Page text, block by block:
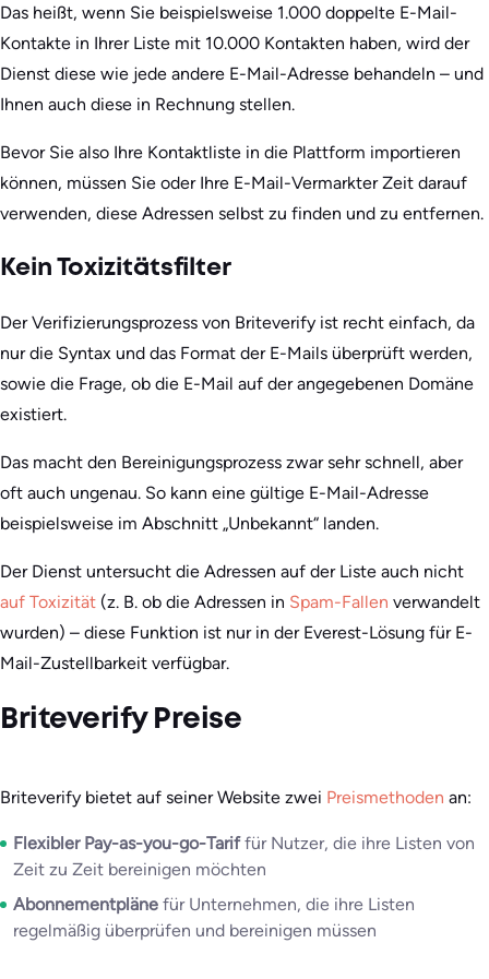
Das heißt, wenn Sie beispielsweise 1.000 doppelte E-Mail-
Kontakte in Ihrer Liste mit 10.000 Kontakten haben, wird der
Dienst diese wie jede andere E-Mail-Adresse behandeln – und
Ihnen auch diese in Rechnung stellen.
Bevor Sie also Ihre Kontaktliste in die Plattform importieren
können, müssen Sie oder Ihre E-Mail-Vermarkter Zeit darauf
verwenden, diese Adressen selbst zu finden und zu entfernen.
Kein Toxizitätsfilter
Der Verifizierungsprozess von Briteverify ist recht einfach, da
nur die Syntax und das Format der E-Mails überprüft werden,
sowie die Frage, ob die E-Mail auf der angegebenen Domäne
existiert.
Das macht den Bereinigungsprozess zwar sehr schnell, aber
oft auch ungenau. So kann eine gültige E-Mail-Adresse
beispielsweise im Abschnitt „Unbekannt“ landen.
Der Dienst untersucht die Adressen auf der Liste auch nicht
auf Toxizität (z. B. ob die Adressen in Spam-Fallen verwandelt
wurden) – diese Funktion ist nur in der Everest-Lösung für E-
Mail-Zustellbarkeit verfügbar.
Briteverify Preise
Briteverify bietet auf seiner Website zwei Preismethoden an:
Flexibler Pay-as-you-go-Tariffür Nutzer, die ihre Listen von
Zeit zu Zeit bereinigen möchten
Abonnementpläne für Unternehmen, die ihre Listen
regelmäßig überprüfen und bereinigen müssen